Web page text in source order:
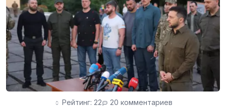
Рейтинг: 22 20 комментариев